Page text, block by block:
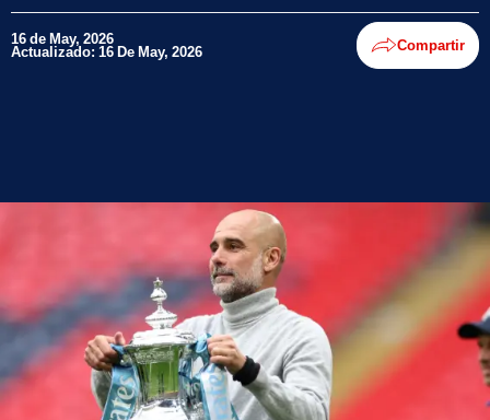
16 de May, 2026
Actualizado: 16 De May, 2026 Compartir